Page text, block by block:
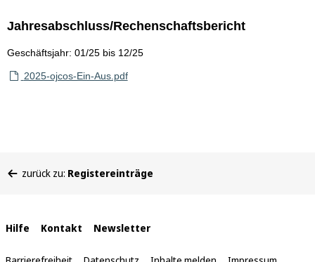
Jahresabschluss/Rechenschaftsbericht
Geschäftsjahr: 01/25 bis 12/25
2025-ojcos-Ein-Aus.pdf
befinden
zurück zu: Registereinträge
Interne
Links
Hilfe Kontakt Newsletter